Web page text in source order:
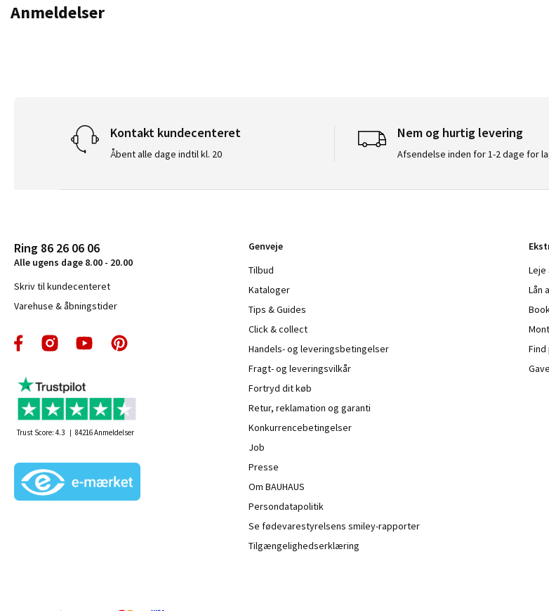
Anmeldelser
Kontakt kundecenteret
Åbent alle dage indtil kl. 20
Nem og hurtig levering
Afsendelse inden for 1-2 dage for
Ring 86 26 06 06
Alle ugens dage 8.00 - 20.00
Skriv til kundecenteret
Varehuse & åbningstider
Trust Score: 4.3 84216Anmeldelser
Genveje
Tilbud
Kataloger
Tips & Guides
Click & collect
Handels- og leveringsbetingelser
Fragt- og leveringsvilkår
Fortryd dit køb
Retur, reklamation og garanti
Konkurrencebetingelser
Job
Presse
Om BAUHAUS
Persondatapolitik
Se fødevarestyrelsens smiley-rapporter
Tilgængelighedserklæring
Lån